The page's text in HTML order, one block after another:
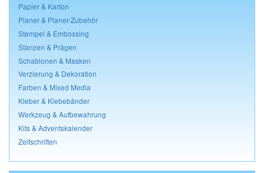
Papier & Karton
Planer & Planer-Zubehör
Stempel & Embossing
Stanzen & Prägen
Schablonen & Masken
Verzierung & Dekoration
Farben & Mixed Media
Kleber & Klebebänder
Werkzeug & Aufbewahrung
Kits & Adventskalender
Zeitschriften